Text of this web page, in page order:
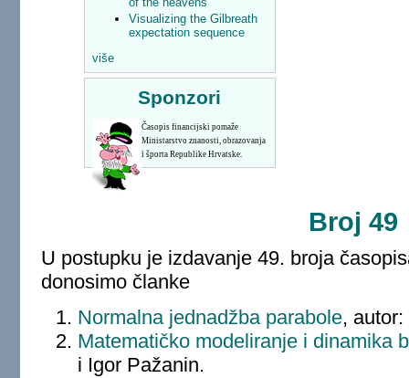
Visualizing the Gilbreath
expectation sequence
više
Sponzori
Časopis financijski pomaže
Ministarstvo znanosti, obrazovanja
i športa Republike Hrvatske.
Broj 49
U postupku je izdavanje 49. broja
donosimo članke
Normalna jednadžba parabole, autor:
Matematičko modeliranje i dinamika
i Igor Pažanin.